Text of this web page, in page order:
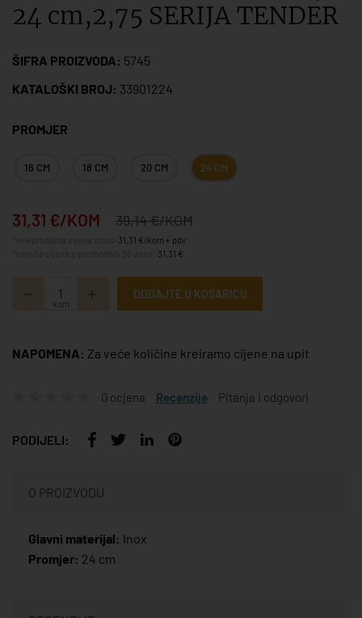
24 cm,2,75 SERIJA TENDER
ŠIFRA PROIZVODA: 5745
KATALOŠKI BROJ: 33901224
PROMJER
16 CM 18 CM 20 CM 24 CM
31,31 €/KOM 39,14 €/KOM
31,31 €/kom + pdv
31,31 €
kom
DODAJTE U KOŠARICU
NAPOMENA: Za veće količine kreiramo cijene na upit
0 ocjena Recenzije Pitanja i odgovori
PODIJELI:
O PROIZVODU
Glavni materijal: Inox
Promjer: 24 cm